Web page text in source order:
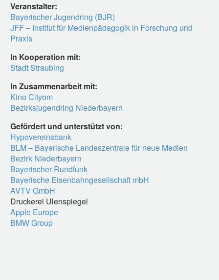
Veranstalter:
Bayerischer Jugendring (BJR)
JFF – Institut für Medienpädagogik in Forschung und
Praxis
In Kooperation mit:
Stadt Straubing
In Zusammenarbeit mit:
Kino Cityom
Bezirksjugendring Niederbayern
Gefördert und unterstützt von:
Hypovereinsbank
BLM – Bayerische Landeszentrale für neue Medien
Bezirk Niederbayern
Bayerischer Rundfunk
Bayerische Eisenbahngesellschaft mbH
AVTV GmbH
Druckerei Ulenspiegel
Apple Europe
BMW Group